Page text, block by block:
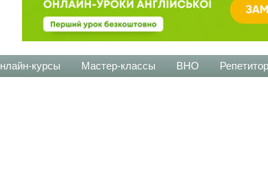
курсы Мастер-классы ВНО